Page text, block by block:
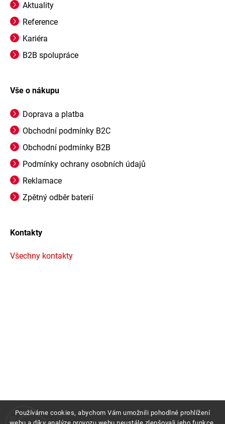
Používáme cookies, abychom Vám umožnili pohodlné prohlížení
Aktuality
Reference
Kariéra
B2B spolupráce
Vše o nákupu
Doprava a platba
Obchodní podmínky B2C
Obchodní podmínky B2B
Podmínky ochrany osobních údajů
Reklamace
Zpětný odběr baterií
Kontakty
Všechny kontakty